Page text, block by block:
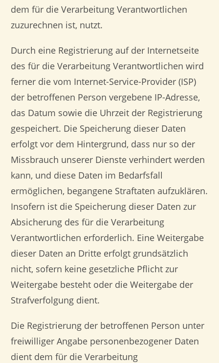
dem für die Verarbeitung Verantwortlichen
zuzurechnen ist, nutzt.
Durch eine Registrierung auf der Internetseite
des für die Verarbeitung Verantwortlichen wird
ferner die vom Internet-Service-Provider (ISP)
der betroffenen Person vergebene IP-Adresse,
das Datum sowie die Uhrzeit der Registrierung
gespeichert. Die Speicherung dieser Daten
erfolgt vor dem Hintergrund, dass nur so der
Missbrauch unserer Dienste verhindert werden
kann, und diese Daten im Bedarfsfall
ermöglichen, begangene Straftaten aufzuklären.
Insofern ist die Speicherung dieser Daten zur
Absicherung des für die Verarbeitung
Verantwortlichen erforderlich. Eine Weitergabe
dieser Daten an Dritte erfolgt grundsätzlich
nicht, sofern keine gesetzliche Pflicht zur
Weitergabe besteht oder die Weitergabe der
Strafverfolgung dient.
Die Registrierung der betroffenen Person unter
freiwilliger Angabe personenbezogener Daten
dient dem für die Verarbeitung